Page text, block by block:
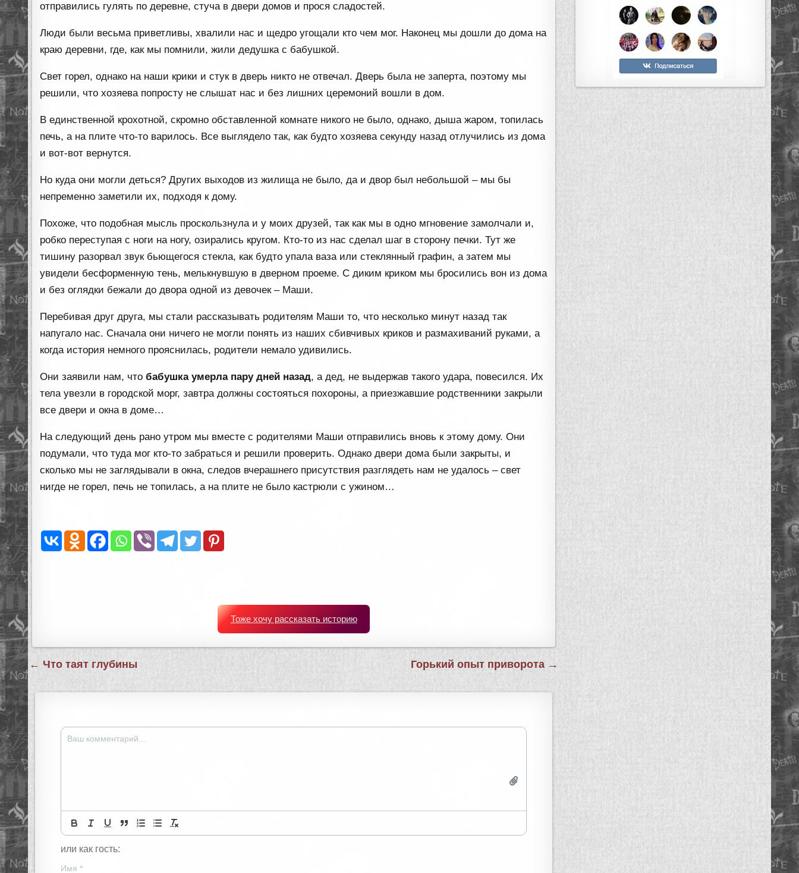
отправились гулять по деревне, стуча в двери домов и прося сладостей.
Люди были весьма приветливы, хвалили нас и щедро угощали кто чем мог. Наконец мы дошли до дома на
краю деревни, где, как мы помнили, жили дедушка с бабушкой.
Свет горел, однако на наши крики и стук в дверь никто не отвечал. Дверь была не заперта, поэтому мы
решили, что хозяева попросту не слышат нас и без лишних церемоний вошли в дом.
В единственной крохотной, скромно обставленной комнате никого не было, однако, дыша жаром, топилась
печь, а на плите что-то варилось. Все выглядело так, как будто хозяева секунду назад отлучились из дома
и вот-вот вернутся.
Но куда они могли деться? Других выходов из жилища не было, да и двор был небольшой – мы бы
непременно заметили их, подходя к дому.
Похоже, что подобная мысль проскользнула и у моих друзей, так как мы в одно мгновение замолчали и,
робко переступая с ноги на ногу, озирались кругом. Кто-то из нас сделал шаг в сторону печки. Тут же
тишину разорвал звук бьющегося стекла, как будто упала ваза или стеклянный графин, а затем мы
увидели бесформенную тень, мелькнувшую в дверном проеме. С диким криком мы бросились вон из дома
и без оглядки бежали до двора одной из девочек – Маши.
Перебивая друг друга, мы стали рассказывать родителям Маши то, что несколько минут назад так
напугало нас. Сначала они ничего не могли понять из наших сбивчивых криков и размахиваний руками, а
когда история немного прояснилась, родители немало удивились.
Они заявили нам, чтобабушка умерла пару дней назад, а дед, не выдержав такого удара, повесился. Их
тела увезли в городской морг, завтра должны состояться похороны, а приезжавшие родственники закрыли
все двери и окна в доме…
На следующий день рано утром мы вместе с родителями Маши отправились вновь к этому дому. Они
подумали, что туда мог кто-то забраться и решили проверить. Однако двери дома были закрыты, и
сколько мы не заглядывали в окна, следов вчерашнего присутствия разглядеть нам не удалось – свет
нигде не горел, печь не топилась, а на плите не было кастрюли с ужином…
Тоже хочу рассказать историю
Навигация
записям
← Что таят глубины Горький опыт приворота →
или как гость:
Имя *